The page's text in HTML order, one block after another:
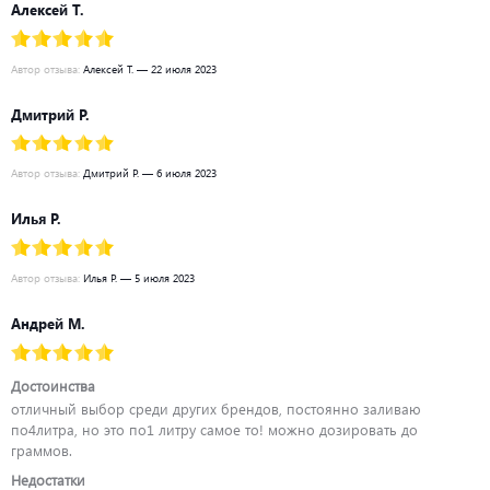
Алексей Т.
Автор отзыва: Алексей Т. — 22 июля 2023
Дмитрий Р.
Автор отзыва: Дмитрий Р. — 6 июля 2023
Илья Р.
Автор отзыва: Илья Р. — 5 июля 2023
Андрей М.
Достоинства
отличный выбор среди других брендов, постоянно заливаю
по4литра, но это по1 литру самое то! можно дозировать до
граммов.
Недостатки